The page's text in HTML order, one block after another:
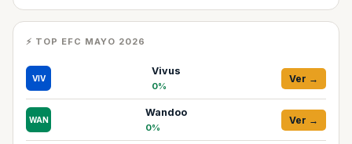
⚡ TOP EFC MAYO 2026
VIV
Vivus
0%
Ver →
WAN
Wandoo
0%
Ver →